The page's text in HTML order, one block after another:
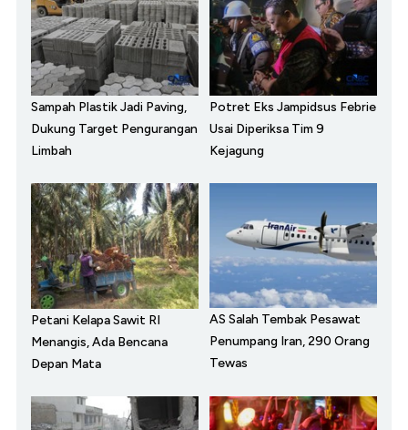
Sampah Plastik Jadi Paving,
Dukung Target Pengurangan
Limbah
Potret Eks Jampidsus Febrie
Usai Diperiksa Tim 9
Kejagung
Petani Kelapa Sawit RI
Menangis, Ada Bencana
Depan Mata
AS Salah Tembak Pesawat
Penumpang Iran, 290 Orang
Tewas